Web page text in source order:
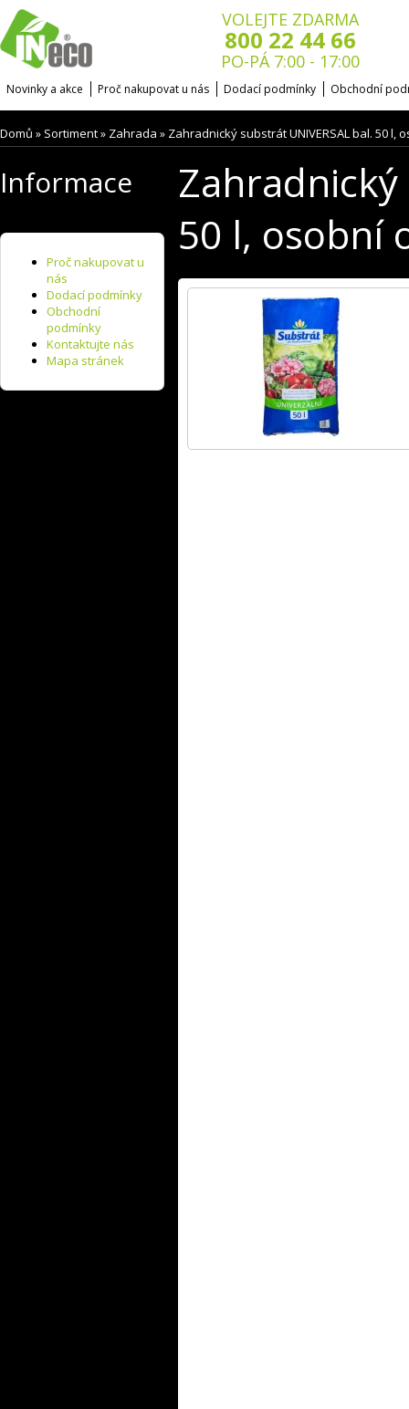
VOLEJTE ZDARMA
800 22 44 66
PO-PÁ 7:00 - 17:00
Novinky a akce Proč nakupovat u nás Dodací podmínky Obchodní
Domů » Sortiment» Zahrada » Zahradnický substrát UNIVERSAL bal. 50 l,
Informace
Proč nakupovat u
nás
Dodací podmínky
Obchodní
podmínky
Kontaktujte nás
Mapa stránek
Zahradnický
50 l, osobní